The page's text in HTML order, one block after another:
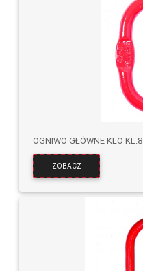
OGNIWO GŁÓWNE KLO KL.8
ZOBACZ